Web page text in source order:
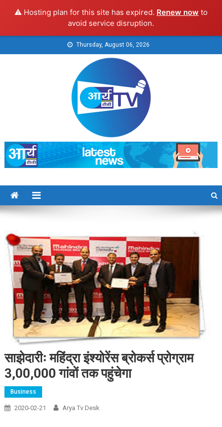
⚠️ Hosting plan for this site has expired. Renew now to
avoid service disruption.
to
Thursday, August 06, 2026
Arya TV
साझेदारीः महिंद्रा इंश्योरेंस ब्रोकर्स प्रोग्राम
3,00,000 गांवों तक पहुंचेगा
Business
2020-02-21 Arya Tv Desk